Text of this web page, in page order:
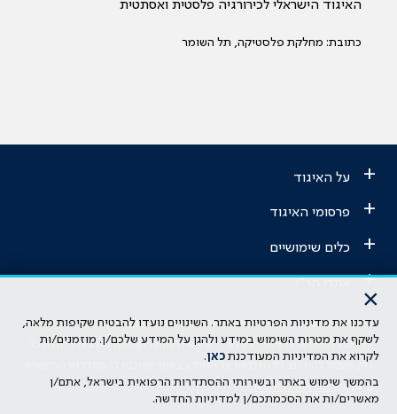
האיגוד הישראלי לכירורגיה פלסטית ואסתטית
כתובת: מחלקת פלסטיקה, תל השומר
+ על האיגוד
+ פרסומי האיגוד
+ כלים שימושיים
+
הבהרה משפטית: כל נושא המופיע באתר זה נועד להשכלה בלבד ואין לראות
בו ייעוץ רפואי או משפטי. אין הר"י אחראית לתוכן המתפרסם באתר זה ולכל
בישראל.מדיניות הפרטיות
×
עדכנו את מדיניות הפרטיות באתר. השינויים נועדו להבטיח שקיפות מלאה,
לשקף את מטרות השימוש במידע ולהגן על המידע שלכם/ן. מוזמנים/ות
לקרוא את המדיניות המעודכנת כאן.
בהמשך שימוש באתר ובשירותי ההסתדרות הרפואית בישראל, אתם/ן
מאשרים/ות את הסכמתכם/ן למדיניות החדשה.